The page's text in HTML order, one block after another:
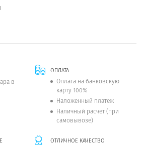
в
ОПЛАТА
Оплата на банковскую
карту 100%
Наложенный платеж
Наличный расчет (при
самовывозе)
ОТЛИЧНОЕ КАЧЕСТВО